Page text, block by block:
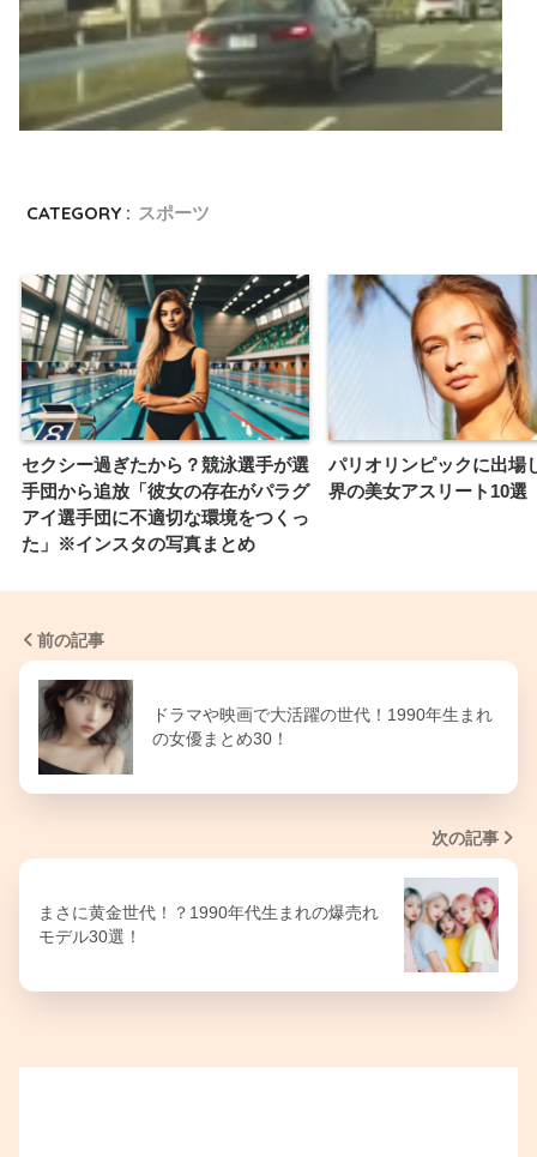
【事故】プリウスが被害者！BMWに急な車線変更でぶつけられたのに
で納得いかず…！
CATEGORY : スポーツ
セクシー過ぎたから？競泳選手が選
手団から追放「彼女の存在がパラグ
アイ選手団に不適切な環境をつくっ
た」※インスタの写真まとめ
パリオリンピックに出場
界の美女アスリート10選
前の記事
ドラマや映画で大活躍の世代！1990年生まれ
の女優まとめ30！
次の記事
まさに黄金世代！？1990年代生まれの爆売れ
モデル30選！